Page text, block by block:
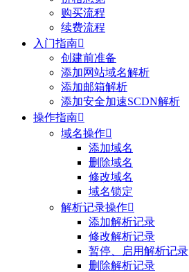
购买流程
续费流程
入门指南
创建前准备
添加网站域名解析
添加邮箱解析
添加安全加速SCDN解析
操作指南
域名操作
添加域名
删除域名
修改域名
域名锁定
解析记录操作
添加解析记录
修改解析记录
暂停、启用解析记录
删除解析记录